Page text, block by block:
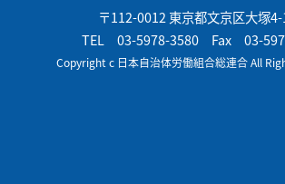
〒112-0012 東京都文京区大塚
TEL 03-5978-3580Fax 03-
Copyright c 日本自治体労働組合総連合 All